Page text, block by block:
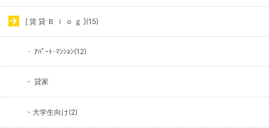
[ 賃 貸 Ｂ ｌ ｏ ｇ ](15)
・ ｱﾊﾟｰﾄ･ﾏﾝｼｮﾝ(12)
・ 貸家
・大学生向け(2)